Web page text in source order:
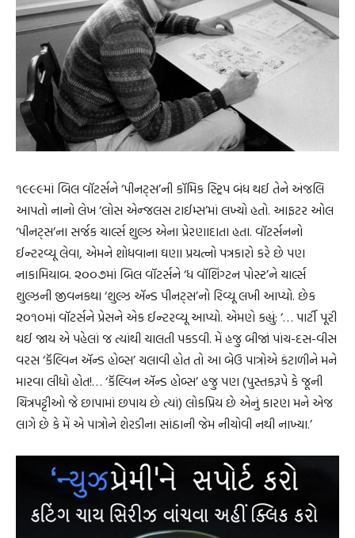
૧૯૯૯માં બિલ વૉટર્સને ‘પીનટ્સ’ની કૉમિક સ્ટ્રિપ બંધ થઈ તેને અંજલિ
આપતો નાનો લેખ ‘લોસ એન્જલસ ટાઈમ્સ’માં લખ્યો હતો. આફટર ઓલ
‘પીનટ્સ’ના સર્જક ચાર્લ્સ શુલ્ઝ એના પ્રેરણાદાતા હતા. વૉટર્સનનો
ઈન્ટરવ્યૂ લેવા, એમને શોધવાના ઘણા પ્રયત્નો પત્રકારો કરે છે પણ
નાકામિયાબ. ૨૦૦૭માં બિલ વૉટર્સને ‘ધ વૉશિંગ્ટન પોસ્ટ’ને ચાર્લ્સ
શુલ્ઝની જીવનકથા ‘શુલ્ઝ ઍન્ડ પીનટ્સ’નો રિવ્યૂ લખી આપ્યો. છેક
૨૦૧૦માં વૉટર્સને પ્રેસને એક ઈન્ટરવ્યૂ આપ્યો. એમણે કહ્યું: ‘… પાર્ટી પૂરી
થઈ જાય એ પહેલાં જ ત્યાંથી ચાલતી પકડવી. મેં હજુ બીજાં પાંચ-દસ-વીસ
વરસ ‘કૅલ્વિન ઍન્ડ હોબ્સ’ ચલાવી હોત તો આ બેઉ પાત્રોએ કંટાળીને મને
મારવા લીધો હોત!… ‘કૅલ્વિન ઍન્ડ હોબ્સ’ હજુ પણ (પુસ્તકરૂપે કે જૂની
ચિત્રપટ્ટીઓ જે છાપામાં છપાય છે ત્યાં) લોકપ્રિય છે એનું કારણ મને એજ
લાગે છે કે મેં એ પાત્રોને શેરડીના સાંઠાની જેમ નીચોવી નથી નાખ્યા.’